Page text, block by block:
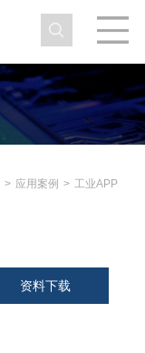
> 应用案例 > 工业APP
资料下载